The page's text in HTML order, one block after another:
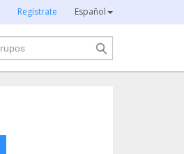
Regístrate Español